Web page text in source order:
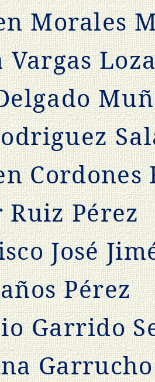
Morales
Vargas
Cordones
Pérez
José
Pérez
Garrido